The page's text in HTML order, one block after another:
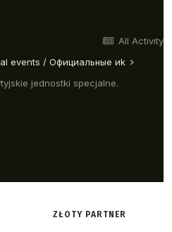
ZŁOTY PARTNER